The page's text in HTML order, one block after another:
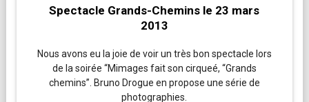
Spectacle Grands-Chemins le 23 mars
2013
Nous avons eu la joie de voir un très bon spectacle lors
de la soirée “Mimages fait son cirqueé, “Grands
chemins”. Bruno Drogue en propose une série de
photographies.